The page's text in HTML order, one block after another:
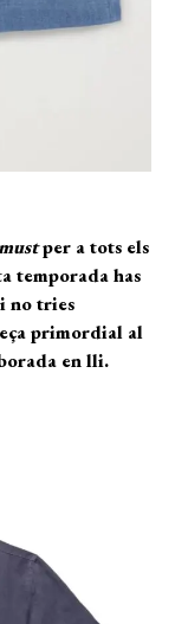
per a tots els
temporada has
no tries
primordial al
en lli.